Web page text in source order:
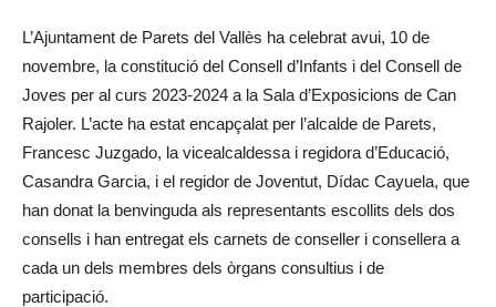
L’Ajuntament de Parets del Vallès ha celebrat avui, 10 de
novembre, la constitució del Consell d’Infants i del Consell de
Joves per al curs 2023-2024 a la Sala d’Exposicions de Can
Rajoler. L’acte ha estat encapçalat per l’alcalde de Parets,
Francesc Juzgado, la vicealcaldessa i regidora d’Educació,
Casandra Garcia, i el regidor de Joventut, Dídac Cayuela, que
han donat la benvinguda als representants escollits dels dos
consells i han entregat els carnets de conseller i consellera a
cada un dels membres dels òrgans consultius i de
participació.